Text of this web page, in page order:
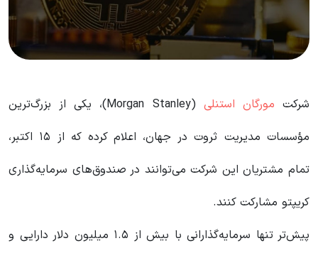
شرکت مورگان استنلی
(Morgan Stanley)، یکی از بزرگ‌ترین
مؤسسات مدیریت ثروت در جهان، اعلام کرده که از ۱۵ اکتبر،
تمام مشتریان این شرکت می‌توانند در صندوق‌های سرمایه‌گذاری
کریپتو مشارکت کنند.
پیش‌تر تنها سرمایه‌گذارانی با بیش از ۱.۵ میلیون دلار دارایی و